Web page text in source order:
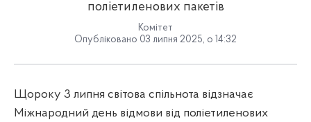
поліетиленових пакетів
Комітет
Опубліковано 03 липня 2025, о 14:32
Щороку 3 липня світова спільнота відзначає
Міжнародний день відмови від поліетиленових